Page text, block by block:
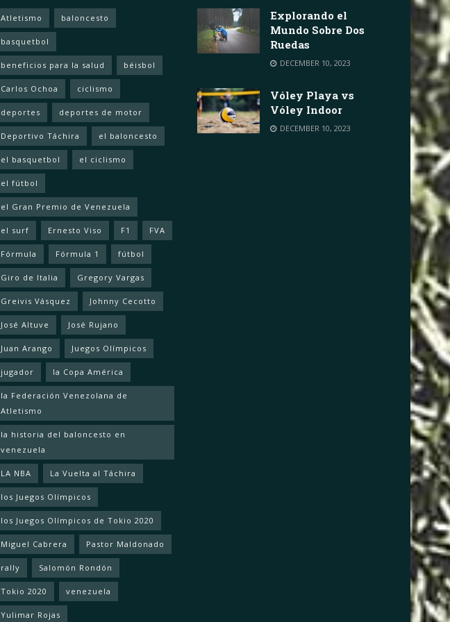
Atletismo baloncesto
basquetbol
beneficios para la salud béisbol
Carlos Ochoa ciclismo
deportes deportes de motor
Deportivo Táchira el baloncesto
el basquetbol el ciclismo
el fútbol
el Gran Premio de Venezuela
el surf Ernesto Viso F1 FVA
Fórmula Fórmula 1 fútbol
Giro de Italia Gregory Vargas
Greivis Vásquez Johnny Cecotto
José Altuve José Rujano
Juan Arango Juegos Olímpicos
jugador la Copa América
la Federación Venezolana de
Atletismo
la historia del baloncesto en
venezuela
LA NBA La Vuelta al Táchira
los Juegos Olímpicos
los Juegos Olímpicos de Tokio 2020
Miguel Cabrera Pastor Maldonado
rally Salomón Rondón
Tokio 2020 venezuela
Yulimar Rojas
Explorando el
Mundo Sobre Dos
Ruedas
DECEMBER 10, 2023
Vóley Playa vs
Vóley Indoor
DECEMBER 10, 2023